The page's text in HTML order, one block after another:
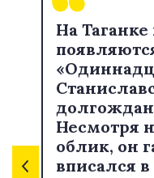
На Таганке
Несмотря
облик, он
вписался